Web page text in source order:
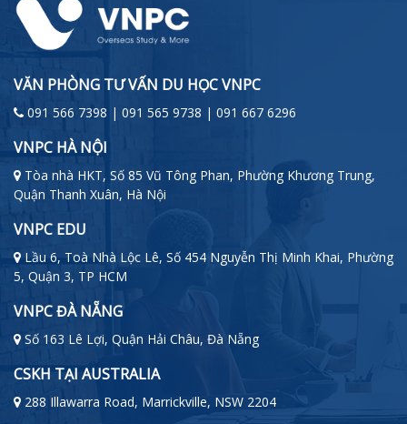
VĂN PHÒNG TƯ VẤN DU HỌC VNPC
091 566 7398 | 091 565 9738 | 091 667 6296
VNPC HÀ NỘI
Tòa nhà HKT, Số 85 Vũ Tông Phan, Phường Khương Trung,
Quận Thanh Xuân, Hà Nội
VNPC EDU
Lầu 6, Toà Nhà Lộc Lê, Số 454 Nguyễn Thị Minh Khai, Phường
5, Quận 3, TP HCM
VNPC ĐÀ NẴNG
Số 163 Lê Lợi, Quận Hải Châu, Đà Nẵng
CSKH TẠI AUSTRALIA
288 Illawarra Road, Marrickville, NSW 2204